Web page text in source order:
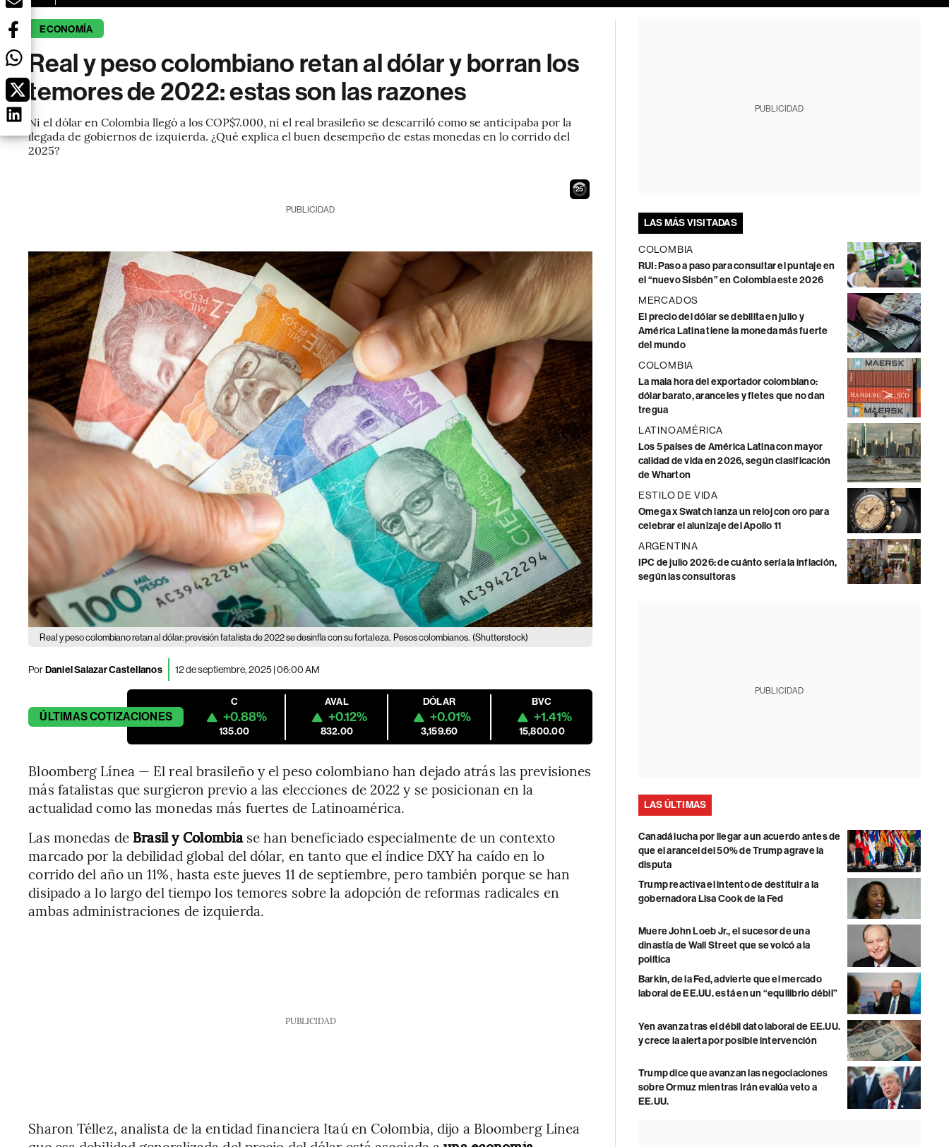
ECONOMÍA
Real y peso colombiano retan al dólar y borran los
temores de 2022: estas son las razones
Ni el dólar en Colombia llegó a los COP$7.000, ni el real brasileño se descarriló como se anticipaba por la
llegada de gobiernos de izquierda. ¿Qué explica el buen desempeño de estas monedas en lo corrido del
2025?
24
PUBLICIDAD
Real y peso colombiano retan al dólar: previsión fatalista de 2022 se desinfla con su fortaleza. Pesos colombianos. (Shutterstock)
PorDaniel Salazar Castellanos 12 de septiembre, 2025 | 06:00 AM
ÚLTIMASCOTIZACIONES
C
+0.88%
135.00
AVAL
+0.12%
832.00
DÓLAR
+0.01%
3,159.60
BVC
+1.41%
15,800.00
Bloomberg Línea — El real brasileño y el peso colombiano han dejado atrás las previsiones
más fatalistas que surgieron previo a las elecciones de 2022 y se posicionan en la
actualidad como las monedas más fuertes de Latinoamérica.
Las monedas de Brasil y Colombiase han beneficiado especialmente de un contexto
marcado por la debilidad global del dólar, en tanto que el índice DXY ha caído en lo
corrido del año un 11%, hasta este jueves 11 de septiembre, pero también porque se han
disipado a lo largo del tiempo los temores sobre la adopción de reformas radicales en
ambas administraciones de izquierda.
PUBLICIDAD
Sharon Téllez, analista de la entidad financiera Itaú en Colombia, dijo a Bloomberg Línea
PUBLICIDAD
LAS MÁS VISITADAS
COLOMBIA
RUI: Paso a paso para consultar el puntaje en
el “nuevo Sisbén” en Colombia este 2026
MERCADOS
El precio del dólar se debilita en julio y
América Latina tiene la moneda más fuerte
del mundo
COLOMBIA
La mala hora del exportador colombiano:
dólar barato, aranceles y fletes que no dan
tregua
LATINOAMÉRICA
Los 5 países de América Latina con mayor
calidad de vida en 2026, según clasificación
de Wharton
ESTILO DE VIDA
Omega x Swatch lanza un reloj con oro para
celebrar el alunizaje del Apollo 11
ARGENTINA
IPC de julio 2026: de cuánto sería la inflación,
según las consultoras
PUBLICIDAD
LAS ÚLTIMAS
Canadá lucha por llegar a un acuerdo antes de
que el arancel del 50% de Trump agrave la
disputa
Trump reactiva el intento de destituir a la
gobernadora Lisa Cook de la Fed
Muere John Loeb Jr., el sucesor de una
dinastía de Wall Street que se volcó a la
política
Barkin, de la Fed, advierte que el mercado
laboral de EE.UU. está en un “equilibrio débil”
Yen avanza tras el débil dato laboral de EE.UU.
y crece la alerta por posible intervención
Trump dice que avanzan las negociaciones
sobre Ormuz mientras Irán evalúa veto a
EE.UU.